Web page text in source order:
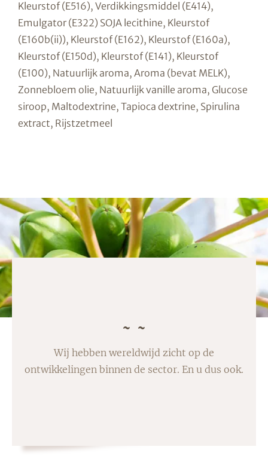
Kleurstof (E516), Verdikkingsmiddel (E414),
Emulgator (E322) SOJA lecithine, Kleurstof
(E160b(ii)), Kleurstof (E162), Kleurstof (E160a),
Kleurstof (E150d), Kleurstof (E141), Kleurstof
(E100), Natuurlijk aroma, Aroma (bevat MELK),
Zonnebloem olie, Natuurlijk vanille aroma, Glucose
siroop, Maltodextrine, Tapioca dextrine, Spirulina
extract, Rijstzetmeel
Wij hebben wereldwijd zicht op de
ontwikkelingen binnen de sector. En u dus ook.